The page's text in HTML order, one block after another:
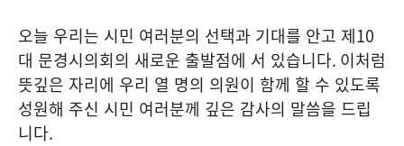
오늘 우리는 시민 여러분의 선택과 기대를 안고 제10
대 문경시의회의 새로운 출발점에 서 있습니다. 이처럼
뜻깊은 자리에 우리 열 명의 의원이 함께 할 수 있도록
성원해 주신 시민 여러분께 깊은 감사의 말씀을 드립
니다.